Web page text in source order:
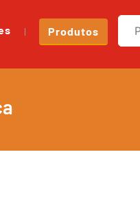
Produtos